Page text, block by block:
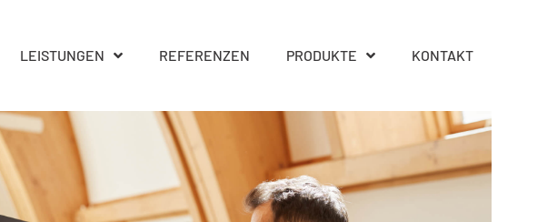
LEISTUNGEN REFERENZEN PRODUKTE KONTAKT